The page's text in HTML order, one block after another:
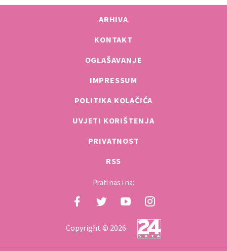
ARHIVA
KONTAKT
OGLAŠAVANJE
IMPRESSUM
POLITIKA KOLAČIĆA
UVJETI KORIŠTENJA
PRIVATNOST
RSS
Prati nas i na:
Copyright © 2026.